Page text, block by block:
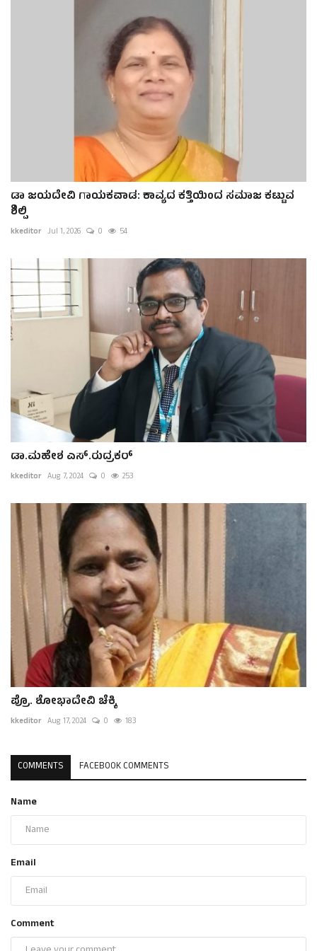
ಡಾ ಜಯದೇವಿ ಗಾಯಕವಾಡ: ಕಾವ್ಯದ ಕತ್ತಿಯಿಂದ ಸಮಾಜ ಕಟ್ಟುವ
ಶಿಲ್ಪಿ
kkeditor Jul 1, 2026 0 54
ಡಾ.ಮಹೇಶ ಎಸ್.ರುದ್ರಕರ್
kkeditor Aug 7, 2024 0 253
ಪ್ರೊ. ಶೋಭಾದೇವಿ ಚೆಕ್ಕಿ
kkeditor Aug 17, 2024 0 183
COMMENTS FACEBOOK COMMENTS
Name
Email
Comment